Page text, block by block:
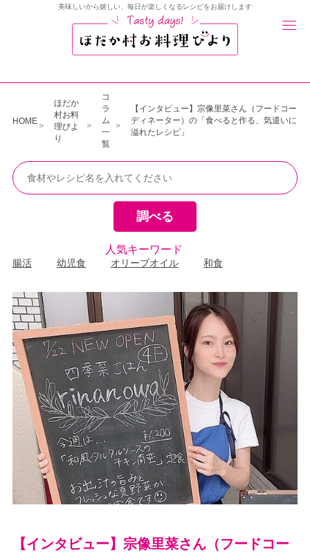
美味しいから嬉しい、毎日が楽しくなるレシピをお届けします
HOME
ほだか
村お料
理びよ
り
コ
ラ
ム
一
覧
【インタビュー】宗像里菜さん（フードコー
ディネーター）の「食べると作る、気遣いに
溢れたレシピ」
人気キーワード
腸活 幼児食 オリーブオイル 和食
【インタビュー】宗像里菜さん（フードコー